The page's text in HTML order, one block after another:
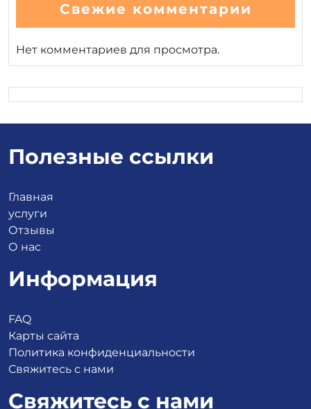
Свежие комментарии
Нет комментариев для просмотра.
Полезные ссылки
Главная
услуги
Отзывы
О нас
Информация
FAQ
Карты сайта
Политика конфиденциальности
Свяжитесь с нами
Свяжитесь с нами